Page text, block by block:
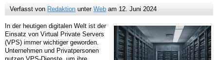
Verfasst von Redaktion unterWeb am 12. Juni 2024
In der heutigen digitalen Welt ist der
Einsatz von Virtual Private Servers
(VPS) immer wichtiger geworden.
Unternehmen und Privatpersonen